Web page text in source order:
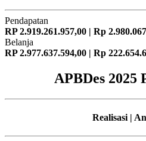
Pendapatan
RP 2.919.261.957,00 | Rp
Belanja
RP 2.977.637.594,00 | Rp
APBDes 2025
Realisasi |